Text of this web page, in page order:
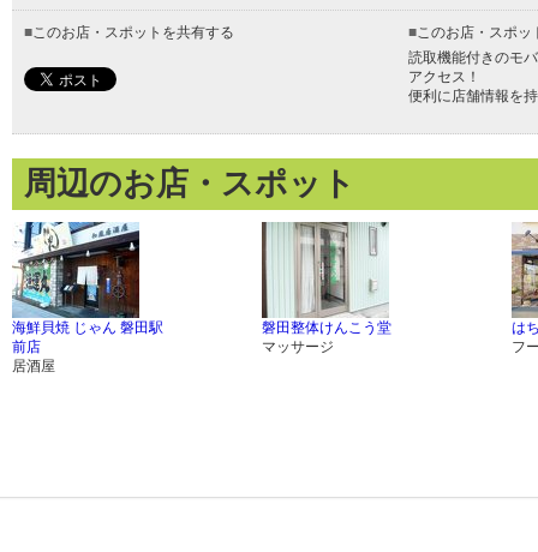
■このお店・スポットを共有する ■このお店・スポッ
読取機能付きのモ
アクセス！
便利に店舗情報を
周辺のお店・スポット
海鮮貝焼 じゃん 磐田駅
前店
居酒屋
磐田整体けんこう堂
マッサージ
は
フ